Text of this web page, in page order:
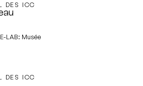
DES ICC
LAB: Musée
DES ICC